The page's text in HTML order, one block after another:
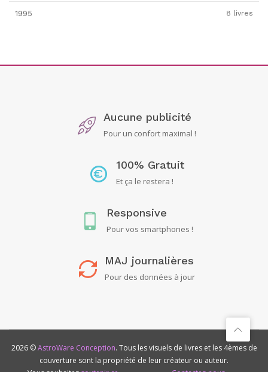
1995 8 livres
Aucune publicité
Pour un confort maximal !
100% Gratuit
Et ça le restera !
Responsive
Pour vos smartphones !
MAJ journalières
Pour des données à jour
2026 ©AstroWare Conception. Tous les visuels de livres et les 4èmes de
couverture sont la propriété de leur créateur ou auteur.